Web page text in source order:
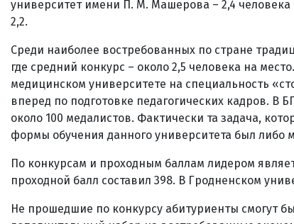
университет имени П. М. Машерова – 2,4
2,2.
Среди наиболее востребованных по стране
где средний конкурс – около 2,5 человека на
медицинском университете на специальность
вперед по подготовке педагогических кадров. В
около 100 медалистов. Фактически та задача,
формы обучения данного университета был либо
По конкурсам и проходным баллам лидером
проходной балл составил 398. В Гродненском
Не прошедшие по конкурсу абитуриенты смогут